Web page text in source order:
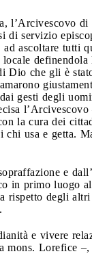
l’Arcivescovo di
di servizio
ascoltare tutti
definendola
Dio che gli è
gesti degli
la cura dei
usa e getta.
e
in primo luogo
degli altri
e vivere
mons. Lorefice